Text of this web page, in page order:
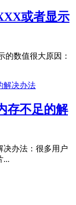
或者显示
数值很大原因：
存不足的解
决办法：很多用户
...